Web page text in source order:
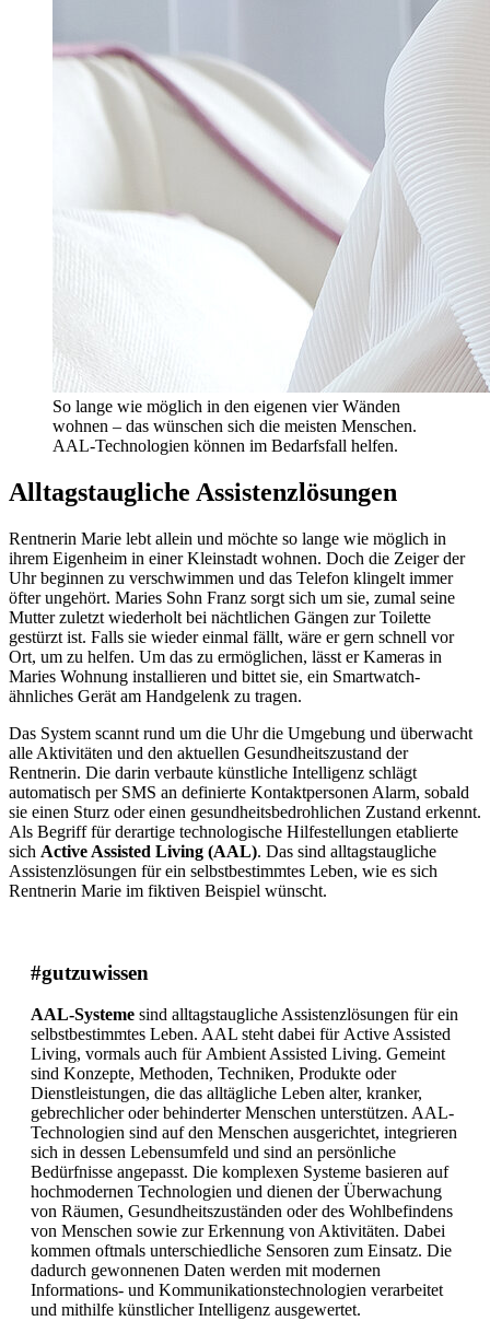
So lange wie möglich in den eigenen vier Wänden
wohnen – das wünschen sich die meisten Menschen.
AAL-Technologien können im Bedarfsfall helfen.
Alltagstaugliche Assistenzlösungen
Rentnerin Marie lebt allein und möchte so lange wie möglich in
ihrem Eigenheim in einer Kleinstadt wohnen. Doch die Zeiger der
Uhr beginnen zu verschwimmen und das Telefon klingelt immer
öfter ungehört. Maries Sohn Franz sorgt sich um sie, zumal seine
Mutter zuletzt wiederholt bei nächtlichen Gängen zur Toilette
gestürzt ist. Falls sie wieder einmal fällt, wäre er gern schnell vor
Ort, um zu helfen. Um das zu ermöglichen, lässt er Kameras in
Maries Wohnung installieren und bittet sie, ein Smartwatch-
ähnliches Gerät am Handgelenk zu tragen.
Das System scannt rund um die Uhr die Umgebung und überwacht
alle Aktivitäten und den aktuellen Gesundheitszustand der
Rentnerin. Die darin verbaute künstliche Intelligenz schlägt
automatisch per SMS an definierte Kontaktpersonen Alarm, sobald
sie einen Sturz oder einen gesundheitsbedrohlichen Zustand erkennt.
Als Begriff für derartige technologische Hilfestellungen etablierte
sich Active Assisted Living (AAL). Das sind alltagstaugliche
Assistenzlösungen für ein selbstbestimmtes Leben, wie es sich
Rentnerin Marie im fiktiven Beispiel wünscht.
#gutzuwissen
AAL-Systeme sind alltagstaugliche Assistenzlösungen für ein
selbstbestimmtes Leben. AAL steht dabei fürActive Assisted
Living, vormals auch fürAmbient Assisted Living. Gemeint
sind Konzepte, Methoden, Techniken, Produkte oder
Dienstleistungen, die das alltägliche Leben alter, kranker,
gebrechlicher oder behinderter Menschen unterstützen. AAL-
Technologien sind auf den Menschen ausgerichtet, integrieren
sich in dessen Lebensumfeld und sind an persönliche
Bedürfnisse angepasst. Die komplexen Systeme basieren auf
hochmodernen Technologien und dienen der Überwachung
von Räumen, Gesundheitszuständen oder des Wohlbefindens
von Menschen sowie zur Erkennung von Aktivitäten. Dabei
kommen oftmals unterschiedliche Sensoren zum Einsatz. Die
dadurch gewonnenen Daten werden mit modernen
Informations- und Kommunikationstechnologien verarbeitet
und mithilfe künstlicher Intelligenz ausgewertet.